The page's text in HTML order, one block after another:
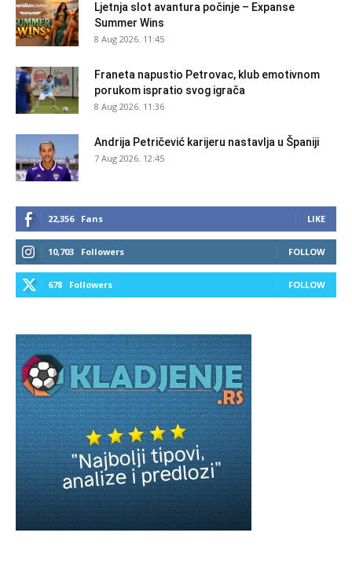
Ljetnja slot avantura počinje – Expanse
Summer Wins
8 Aug 2026. 11:45
Franeta napustio Petrovac, klub emotivnom
porukom ispratio svog igrača
8 Aug 2026. 11:36
Andrija Petričević karijeru nastavlja u Španiji
7 Aug 2026. 12:45
22,356 Fans LIKE
10,703 Followers FOLLOW
678 Followers FOLLOW